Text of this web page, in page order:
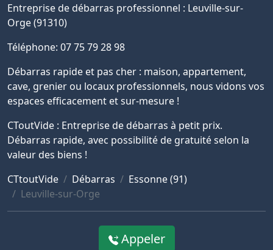
Entreprise de débarras professionnel : Leuville-sur-
Orge (91310)
Téléphone: 07 75 79 28 98
Débarras rapide et pas cher : maison, appartement,
cave, grenier ou locaux professionnels, nous vidons vos
espaces efficacement et sur-mesure !
CToutVide : Entreprise de débarras à petit prix.
Débarras rapide, avec possibilité de gratuité selon la
valeur des biens !
CTtoutVide
Débarras
Essonne (91)
Leuville-sur-Orge
Appeler